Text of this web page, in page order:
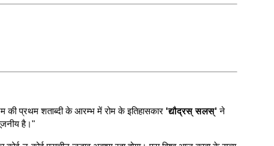
की प्रथम शताब्दी के आरम्भ में रोम के इतिहासकार 'द्यौद्रस् सलस्' ने
है।"